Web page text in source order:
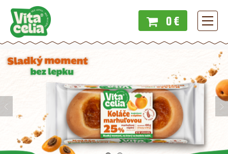
0 € Menu